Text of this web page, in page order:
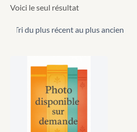
Voici le seul résultat